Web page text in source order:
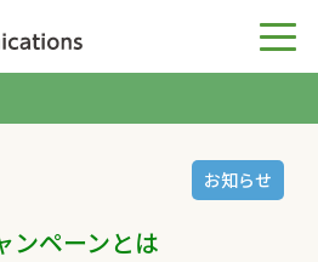
お知らせ
ンペーンとは